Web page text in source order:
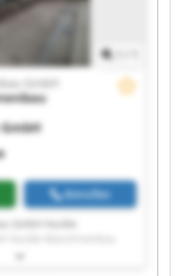
GmbH
Anrufen
GmbH Huckle